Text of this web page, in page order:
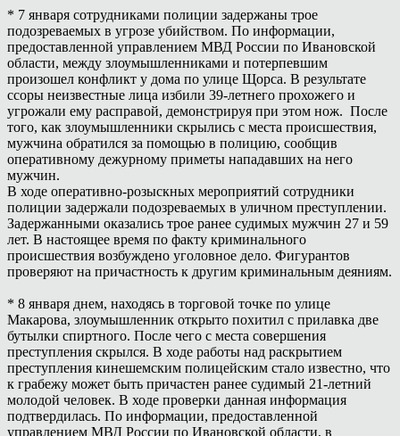
* 7 января сотрудниками полиции задержаны трое
подозреваемых в угрозе убийством. По информации,
предоставленной управлением МВД России по Ивановской
области, между злоумышленниками и потерпевшим
произошел конфликт у дома по улице Щорса. В результате
ссоры неизвестные лица избили 39-летнего прохожего и
угрожали ему расправой, демонстрируя при этом нож. После
того, как злоумышленники скрылись с места происшествия,
мужчина обратился за помощью в полицию, сообщив
оперативному дежурному приметы нападавших на него
мужчин.
В ходе оперативно-розыскных мероприятий сотрудники
полиции задержали подозреваемых в уличном преступлении.
Задержанными оказались трое ранее судимых мужчин 27 и 59
лет. В настоящее время по факту криминального
происшествия возбуждено уголовное дело. Фигурантов
проверяют на причастность к другим криминальным деяниям.
* 8 января днем, находясь в торговой точке по улице
Макарова, злоумышленник открыто похитил с прилавка две
бутылки спиртного. После чего с места совершения
преступления скрылся. В ходе работы над раскрытием
преступления кинешемским полицейским стало известно, что
к грабежу может быть причастен ранее судимый 21-летний
молодой человек. В ходе проверки данная информация
подтвердилась. По информации, предоставленной
управлением МВД России по Ивановской области, в